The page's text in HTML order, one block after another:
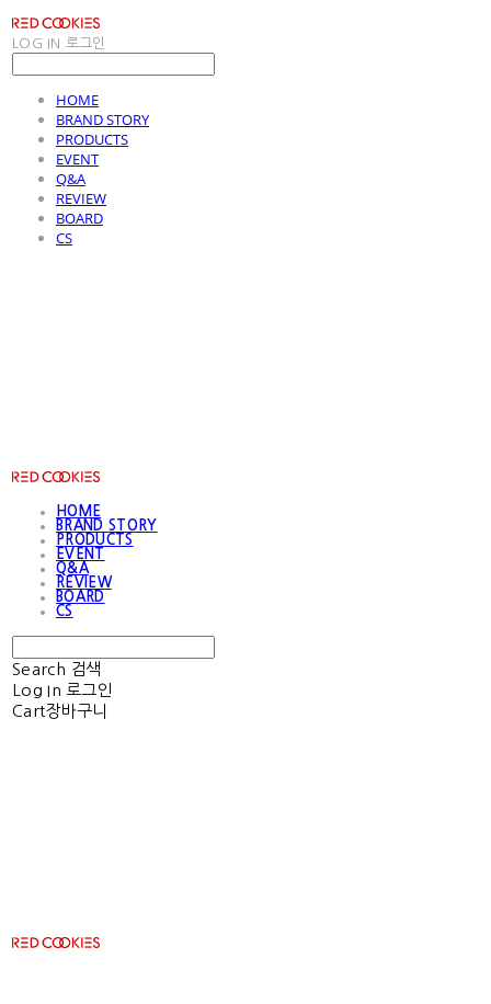
LOG IN 로그인
HOME
BRAND STORY
PRODUCTS
EVENT
Q&A
REVIEW
BOARD
CS
HOME
BRAND STORY
PRODUCTS
EVENT
Q&A
REVIEW
BOARD
CS
Search 검색
Log In 로그인
Cart장바구니